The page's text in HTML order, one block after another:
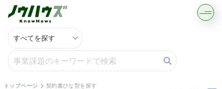
記事・コラムを読む
解決策を募集する
トップページ 契約書ひな型を探す